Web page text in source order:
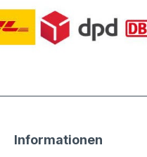
Informationen